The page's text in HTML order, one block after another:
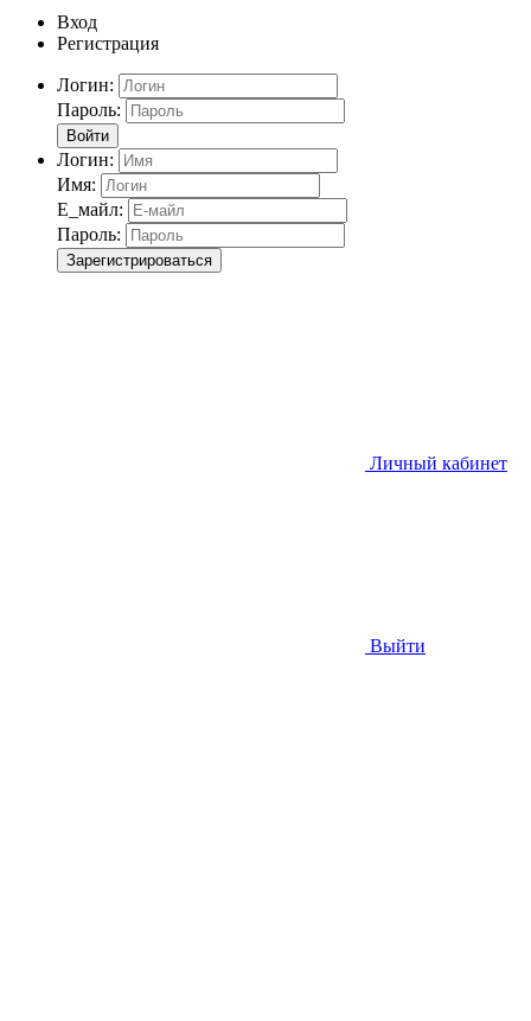
Вход
Регистрация
Логин:
Пароль:
Войти
Логин:
Имя:
Е_майл:
Пароль:
Зарегистрироваться
Личный кабинет
Выйти